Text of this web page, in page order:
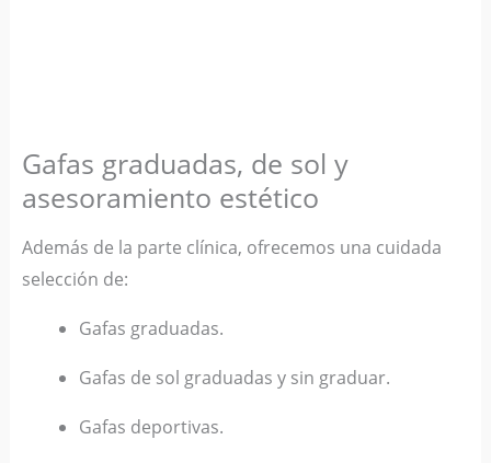
Gafas graduadas, de sol y
asesoramiento estético
Además de la parte clínica, ofrecemos una cuidada
selección de:
Gafas graduadas.
Gafas de sol graduadas y sin graduar.
Gafas deportivas.